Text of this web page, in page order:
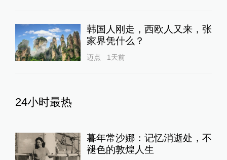
韩国人刚走，西欧人又来，张
家界凭什么？
迈点 1天前
24小时最热
暮年常沙娜：记忆消逝处，不
褪色的敦煌人生